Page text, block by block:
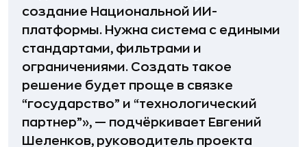
создание Национальной ИИ-
платформы. Нужна система с едиными
стандартами, фильтрами и
ограничениями. Создать такое
решение будет проще в связке
“государство” и “технологический
партнер”», — подчёркивает Евгений
Шеленков, руководитель проекта